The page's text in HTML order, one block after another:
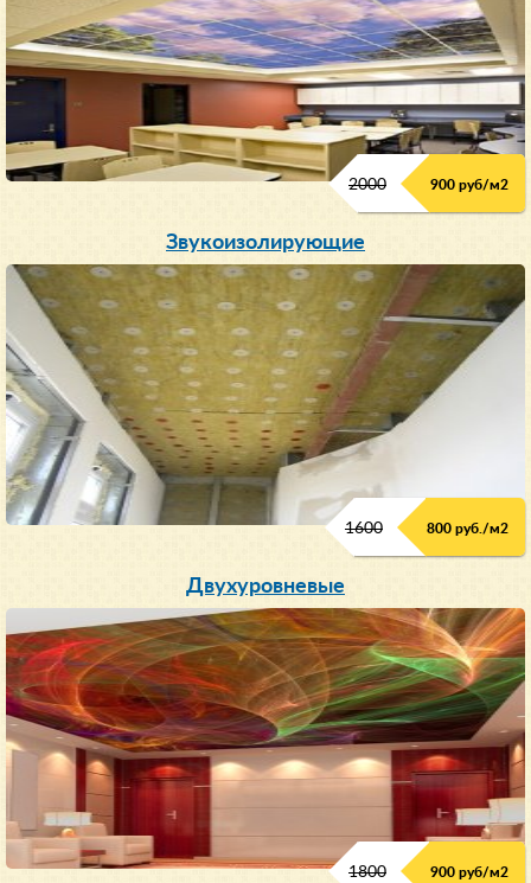
2000 900 руб/м2
Звукоизолирующие
1600 800 руб./м2
Двухуровневые
1800 900 руб/м2